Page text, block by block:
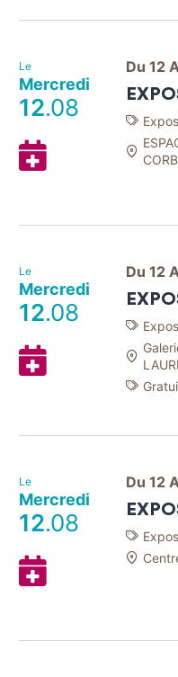
Agenda
Le
Mercredi
12.08
Ajouter
à
Agenda
Du 12
Le
Mercredi
12.08
Ajouter
à
Agenda
Du 12
Le
Mercredi
12.08
Ajouter
à
Agenda
Du 12